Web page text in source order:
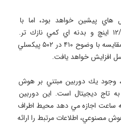
هاي پيشين خواهد بود، اما با
نمايشگري بزرگ تر به اندازه ۱۲/۲ اينچ و بدنه اي كمي نازك تر.
همچنين وضوح نمايشگر آن (در مقايسه با وضوح ۴۱۰ در ۵۰۲ پيكسلي
وجود يك دوربين مبتني بر هوش
تاج ديجيتال است. اين دوربين
ساعت اجازه مي دهد محيط اطراف
مصنوعي، اطلاعات مرتبط را ارائه